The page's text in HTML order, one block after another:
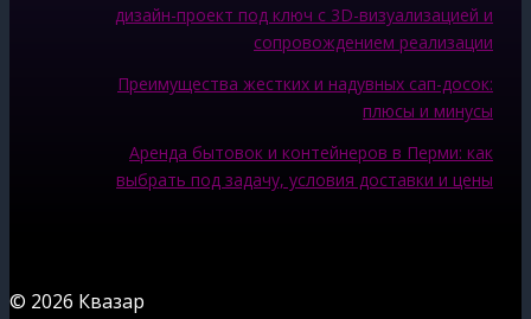
дизайн-проект под ключ с 3D-визуализацией и
сопровождением реализации
Преимущества жестких и надувных сап-досок:
плюсы и минусы
Аренда бытовок и контейнеров в Перми: как
выбрать под задачу, условия доставки и цены
© 2026 Квазар